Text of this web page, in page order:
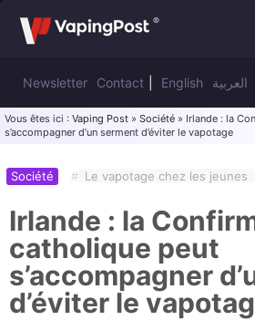
Newsletter Contact English العربية
Vous êtes ici : Vaping Post » Société » Irlande : la
s’accompagner d’un serment d’éviter le vapotage
Société # Le vapotage chez les jeunes
Irlande : la
catholique peut
s’accompagner
d’éviter le